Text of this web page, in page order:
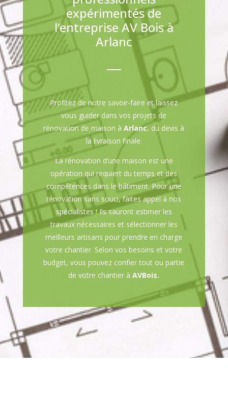
expérimentés de
l’entreprise AV Bois à
Arlanc
Profitez de notre savoir-faire et laissez
vous guider dans vos projets de
rénovation de maison àArlanc, du devis à
la livraison finale.
La rénovation d’une maison est une
opération qui requiert du temps et des
compétences dans le bâtiment. Pour une
rénovation sans souci, faites appel à nos
spécialistes ! Ils sauront estimer les
travaux nécessaires et sélectionner les
meilleurs artisans pour prendre en charge
votre chantier. Selon vos besoins et votre
budget, vous pouvez confier tout ou partie
de votre chantier àAVBois.